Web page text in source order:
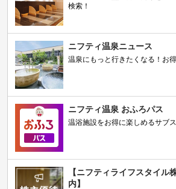
検索！
ニフティ温泉ニュース
温泉にもっと行きたくなる！お
ニフティ温泉 おふろパス
温浴施設をお得に楽しめるサブ
【ニフティライフスタイル
内】